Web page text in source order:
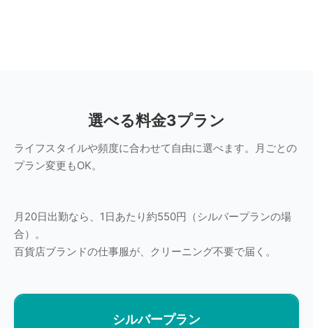
選べる料金3プラン
ライフスタイルや頻度に合わせて自由に選べます。月ごとの
プラン変更もOK。
月20日出勤なら、1日あたり約550円（シルバープランの場
合）。
百貨店ブランドの仕事服が、クリーニング不要で届く。
シルバープラン